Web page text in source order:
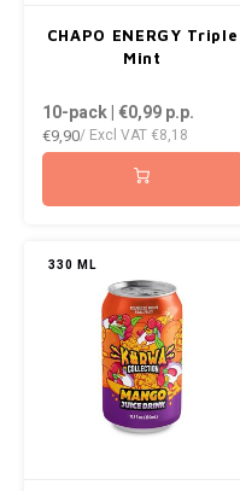
CHAPO ENERGY Triple
Mint
10-pack | €0,99p.p.
€9,90/ Excl VAT €8,18
330 ML